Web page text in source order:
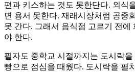
편과 키스하는 것도 못한단다. 외식
면 용서 못한다. 재래시장처럼 공중
못 간다. 그래서 음식점 고르기 전에
야 한다.
필자도 중학교 시절까지는 도시락
빵으로 점심을 때웠다. 도시락을 펼